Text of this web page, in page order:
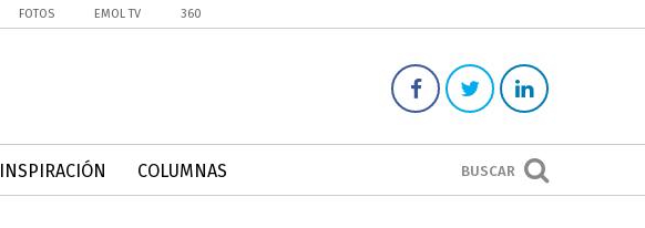
FOTOS EMOL TV 360
BUSCAR
INSPIRACIÓN COLUMNAS